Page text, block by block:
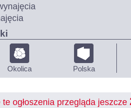
Okolica Polska
ogłoszenia przegląda jeszcze